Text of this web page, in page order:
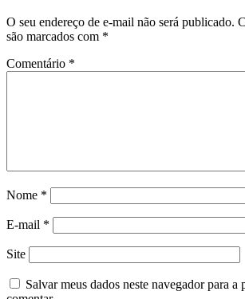
O seu endereço de e-mail não será publicado.
são marcados com *
Comentário *
Nome *
E-mail *
Site
Salvar meus dados neste navegador para a